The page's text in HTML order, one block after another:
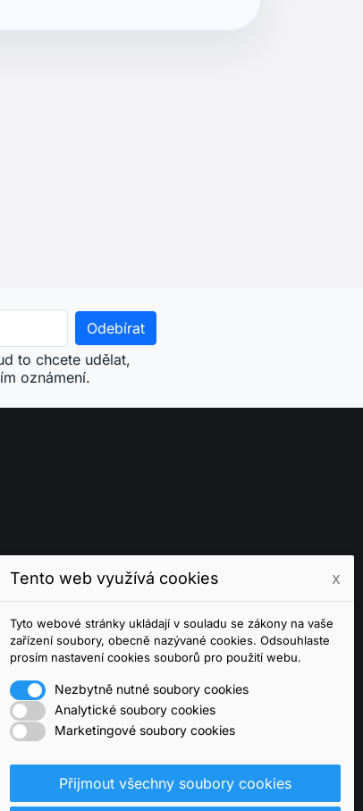
to chcete udělat,
oznámení.
Tento web využívá cookies x
Tyto webové stránky ukládají v souladu se zákony na vaše
zařízení soubory, obecně nazývané cookies. Odsouhlaste
prosím nastavení cookies souborů pro použití webu.
Nezbytně nutné soubory cookies
Analytické soubory cookies
Marketingové soubory cookies
Přijmout všechny soubory cookies